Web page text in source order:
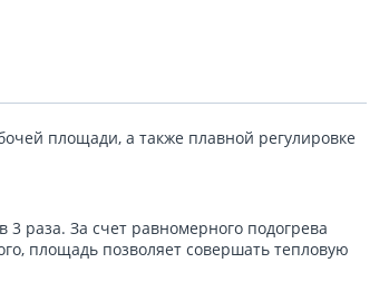
площади, а также плавной регулировке
раза. За счет равномерного подогрева
площадь позволяет совершать тепловую